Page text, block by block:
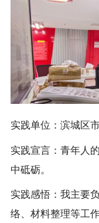
实践单位：滨城区
实践宣言：青年人
中砥砺。
实践感悟：我主要
络、材料整理等工